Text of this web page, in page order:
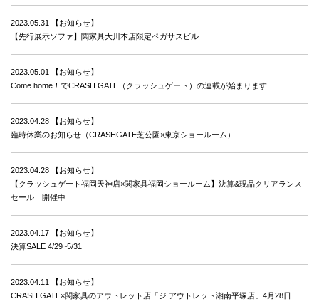
2023.05.31
【お知らせ】
【先行展示ソファ】関家具大川本店限定ペガサスビル
2023.05.01
【お知らせ】
Come home！でCRASH GATE（クラッシュゲート）の連載が始まります
2023.04.28
【お知らせ】
臨時休業のお知らせ（CRASHGATE芝公園×東京ショールーム）
2023.04.28
【お知らせ】
【クラッシュゲート福岡天神店×関家具福岡ショールーム】決算&現品クリアランス
セール 開催中
2023.04.17
【お知らせ】
決算SALE 4/29~5/31
2023.04.11
【お知らせ】
CRASH GATE×関家具のアウトレット店「ジ アウトレット湘南平塚店」4月28日